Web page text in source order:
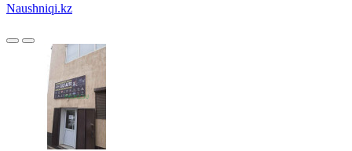
Naushniqi.kz